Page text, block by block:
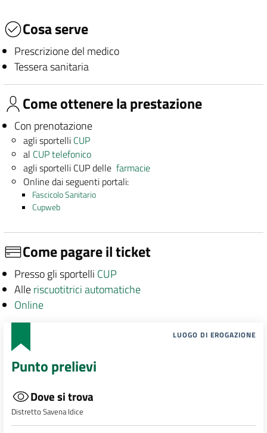
Cosa serve
Prescrizione del medico
Tessera sanitaria
Come ottenere la prestazione
Con prenotazione
agli sportelli CUP
al CUP telefonico
agli sportelli CUP dellefarmacie
Online dai seguenti portali:
Fascicolo Sanitario
Cupweb
Come pagare il ticket
Presso gli sportelli CUP
Alleriscuotitrici automatiche
Online
LUOGO DI EROGAZIONE
Punto prelievi
Dove si trova
Distretto Savena Idice